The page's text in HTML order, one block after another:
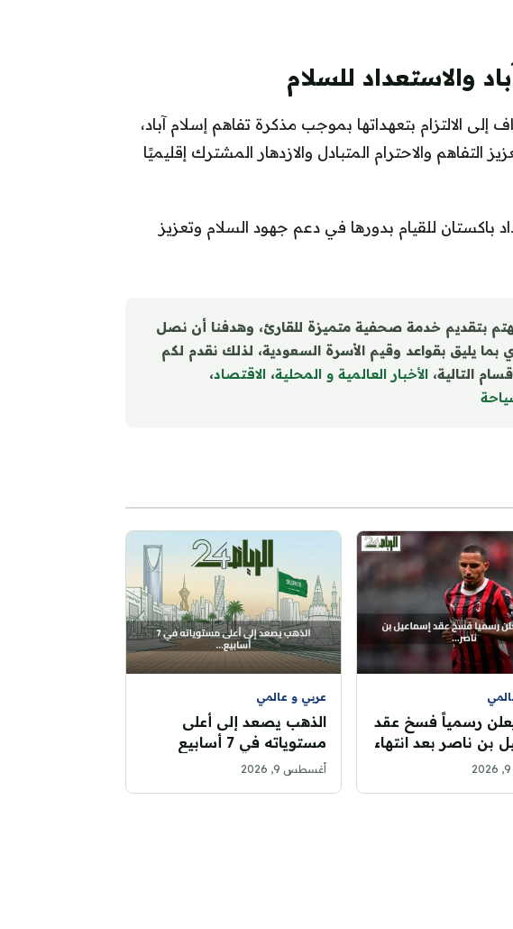
والاستعداد للسلام
الالتزام بتعهداتها بموجب مذكرة تفاهم إسلام آباد،
التفاهم والاحترام المتبادل والازدهار المشترك إقليميًا
باكستان للقيام بدورها في دعم جهود السلام وتعزيز
بتقديم خدمة صحفية متميزة للقارئ، وهدفنا أن نصل
بما يليق بقواعد وقيم الأسرة السعودية، لذلك نقدم لكم
التالية، الأخبار العالمية و المحلية، الاقتصاد،
رسمياً فسخ عقد
بن ناصر بعد انتهاء
الفريق
عربي و عالمي
الذهب يصعد إلى أعلى
مستوياته في 7 أسابيع
بفعل هبوط الوظائف
أغسطس 9, 2026